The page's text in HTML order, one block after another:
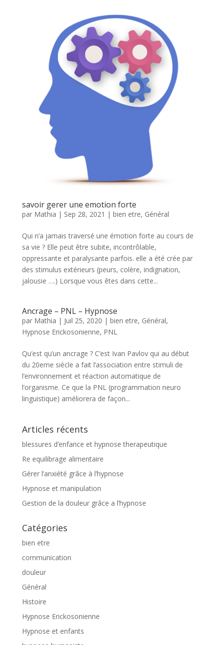
savoir gerer une emotion forte
par Mathia | Sep 28, 2021 | bien etre, Général
Qui n’a jamais traversé une émotion forte au cours de
sa vie ? Elle peut être subite, incontrôlable,
oppressante et paralysante parfois. elle a été crée par
des stimulus extérieurs (peurs, colère, indignation,
jalousie ….) Lorsque vous êtes dans cette...
Ancrage – PNL – Hypnose
par Mathia | Juil 25, 2020 | bien etre, Général,
Hypnose Erickosonienne, PNL
Qu’est qu’un ancrage ? C’est Ivan Pavlov qui au début
du 20eme siècle a fait l’association entre stimuli de
l’environnement et réaction automatique de
l’organisme. Ce que la PNL (programmation neuro
linguistique) améliorera de façon...
Articles récents
blessures d’enfance et hypnose therapeutique
Re equilibrage alimentaire
Gérer l’anxiété grâce à l’hypnose
Hypnose et manipulation
Gestion de la douleur grâce a l’hypnose
Catégories
bien etre
communication
douleur
Général
Histoire
Hypnose Erickosonienne
Hypnose et enfants